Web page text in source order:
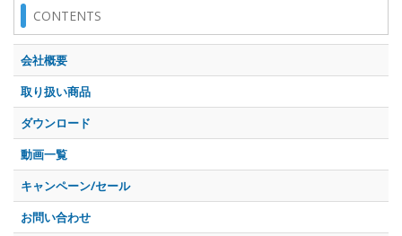
CONTENTS
会社概要
取り扱い商品
ダウンロード
動画一覧
キャンペーン/セール
お問い合わせ